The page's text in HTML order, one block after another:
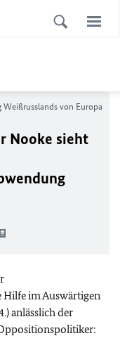
von Europa
Nooke sieht
im Auswärtigen
anlässlich der